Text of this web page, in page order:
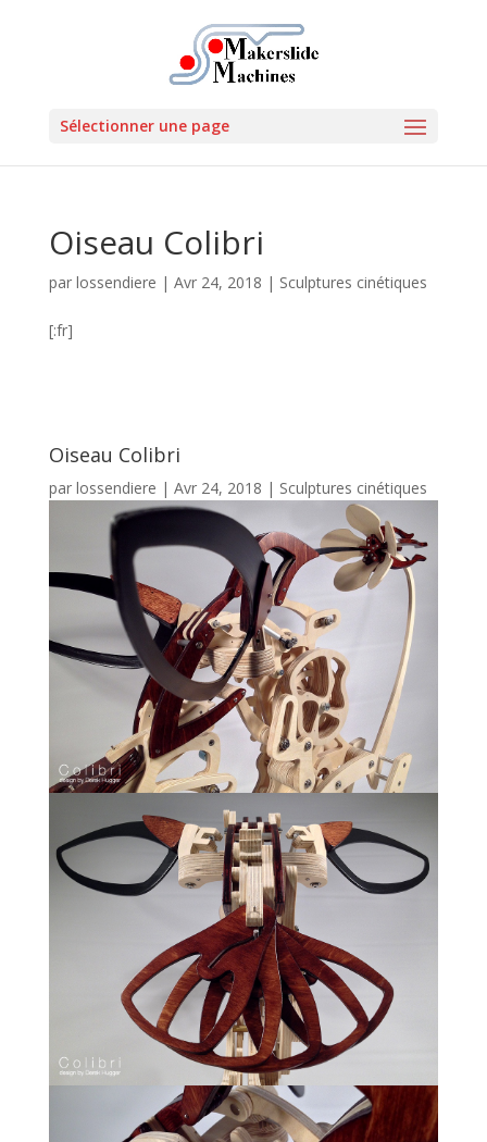
Sélectionner une page
Oiseau Colibri
par lossendiere | Avr 24, 2018 | Sculptures cinétiques
[:fr]
Oiseau Colibri
par lossendiere | Avr 24, 2018 | Sculptures cinétiques